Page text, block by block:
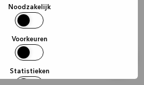
Noodzakelijk
Voorkeuren
Statistieken